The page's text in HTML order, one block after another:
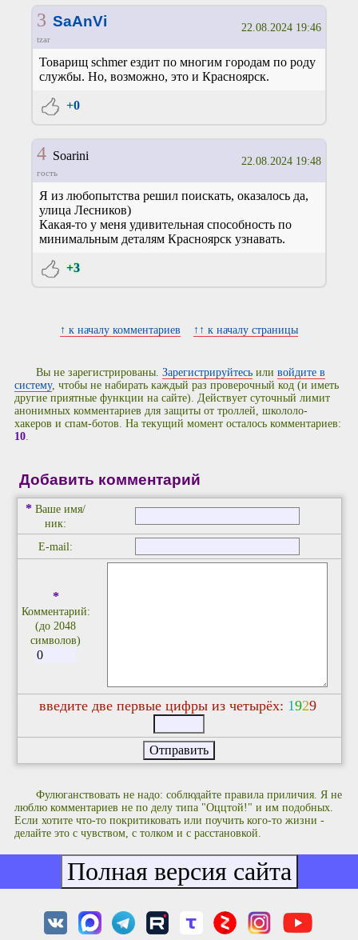
3 SaAnVi
tzar
22.08.2024 19:46
Товарищ schmer ездит по многим городам по роду
службы. Но, возможно, это и Красноярск.
+0
4Soarini
гость
22.08.2024 19:48
Я из любопытства решил поискать, оказалось да,
улица Лесников)
Какая-то у меня удивительная способность по
минимальным деталям Красноярск узнавать.
+3
↑ к началу комментариев ↑↑ к началу страницы
Вы не зарегистрированы.Зарегистрируйтесь иливойдите в
систему, чтобы не набирать каждый раз проверочный код (и иметь
другие приятные функции на сайте). Действует суточный лимит
анонимных комментариев для защиты от троллей, школоло-
хакеров и спам-ботов. На текущий момент осталось комментариев:
10.
Добавить комментарий
* Ваше имя/
ник:
E-mail:
*
Комментарий:
(до 2048
символов)
введите две первые цифры из четырёх: 1929
Фулюганствовать не надо: соблюдайте правила приличия. Я не
люблю комментариев не по делу типа "Оццтой!" и им подобных.
Если хотите что-то покритиковать или поучить кого-то жизни -
делайте это с чувством, с толком и с расстановкой.